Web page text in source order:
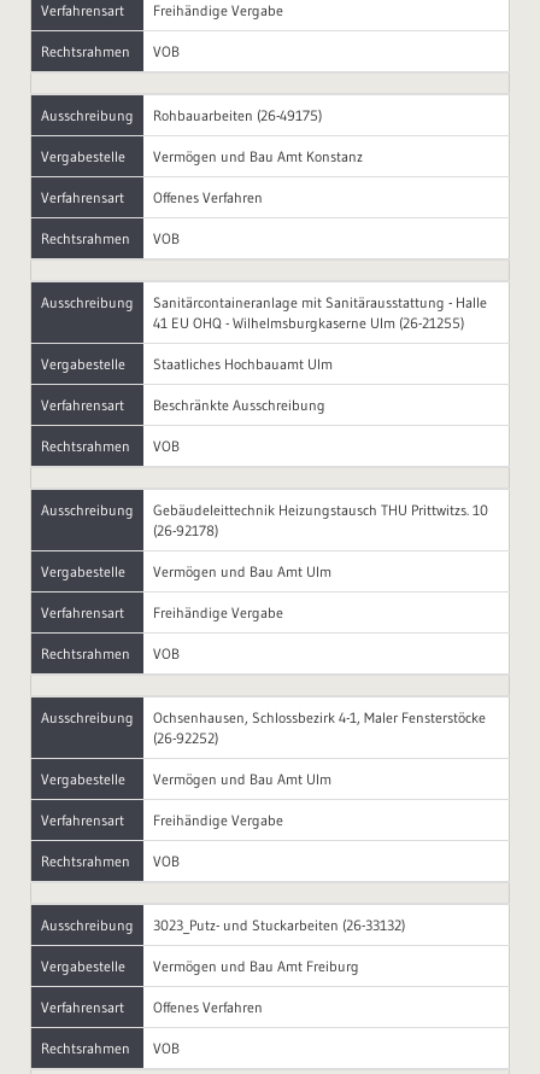
Verfahrensart Freihändige Vergabe
Rechtsrahmen VOB
Ausschreibung Rohbauarbeiten (26-49175)
Vergabestelle Vermögen und Bau Amt Konstanz
Verfahrensart Offenes Verfahren
Rechtsrahmen VOB
Ausschreibung
Sanitärcontaineranlage mit Sanitärausstattung - Halle
41 EU OHQ - Wilhelmsburgkaserne Ulm (26-21255)
Vergabestelle Staatliches Hochbauamt Ulm
Verfahrensart Beschränkte Ausschreibung
Rechtsrahmen VOB
Ausschreibung
Gebäudeleittechnik Heizungstausch THU Prittwitzs. 10
(26-92178)
Vergabestelle Vermögen und Bau Amt Ulm
Verfahrensart Freihändige Vergabe
Rechtsrahmen VOB
Ausschreibung
Ochsenhausen, Schlossbezirk 4-1, Maler Fensterstöcke
(26-92252)
Vergabestelle Vermögen und Bau Amt Ulm
Verfahrensart Freihändige Vergabe
Rechtsrahmen VOB
Ausschreibung 3023_Putz- und Stuckarbeiten (26-33132)
Vergabestelle Vermögen und Bau Amt Freiburg
Verfahrensart Offenes Verfahren
Rechtsrahmen VOB